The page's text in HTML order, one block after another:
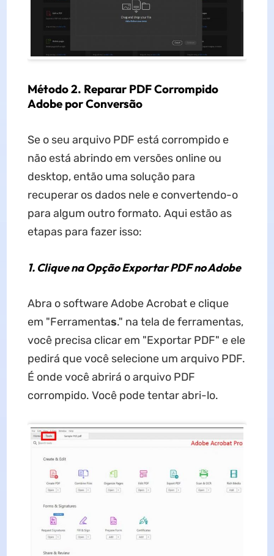
Método 2. Reparar PDF Corrompido
Adobe por Conversão
Se o seu arquivo PDF está corrompido e
não está abrindo em versões online ou
desktop, então uma solução para
recuperar os dados nele e convertendo-o
para algum outro formato. Aqui estão as
etapas para fazer isso:
1. Clique na Opção Exportar PDF no Adobe
Abra o software Adobe Acrobat e clique
em "Ferramentas." na tela de ferramentas,
você precisa clicar em "Exportar PDF" e ele
pedirá que você selecione um arquivo PDF.
É onde você abrirá o arquivo PDF
corrompido. Você pode tentar abri-lo.